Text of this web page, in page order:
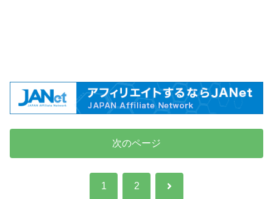
次のページ
1 2 次